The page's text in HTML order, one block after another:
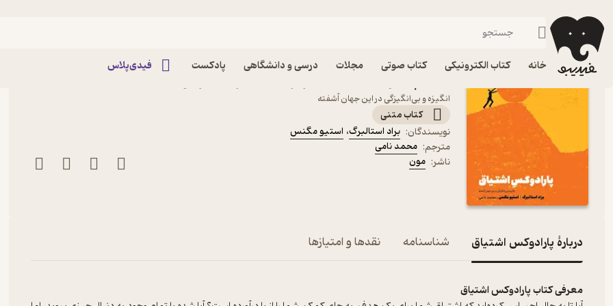
خانه کتاب الکترونیکی کتاب صوتی مجلات درسی و دانشگاهی پادکست فیدی‌پلاس
فیدیبو کتاب الکترونیکی
انگیزه و بی‌انگیزگی در این جهان آشفته
کتاب متنی
نویسندگان: براد استالبرگ، استیو مگنس
مترجم: محمد نامی
ناشر: مون
دربارۀ پارادوکس اشتیاق شناسنامه نقدها و امتیازها
معرفی کتاب پارادوکس اشتیاق